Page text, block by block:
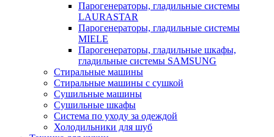
Парогенераторы, гладильные системы
LAURASTAR
Парогенераторы, гладильные системы
MIELE
Парогенераторы, гладильные шкафы,
гладильные системы SAMSUNG
Стиральные машины
Стиральные машины с сушкой
Сушильные машины
Сушильные шкафы
Система по уходу за одеждой
Холодильники для шуб